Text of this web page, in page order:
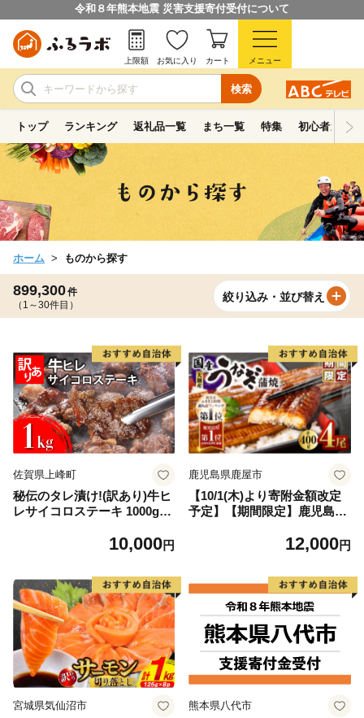
令和８年熊本地震 災害支援寄付受付について
検索
上限額 お気に入り カート メニュー
トップ ランキング 返礼品一覧 まち一覧 特集 初心者ガイド
ホーム ものから探す
899,300件
（1～30件目）
絞り込み・並び替え
佐賀県上峰町
秘伝のタレ漬け!(訳あり)牛ヒ
レサイコロステーキ 1000g
10,000円
鹿児島県鹿屋市
【10/1(木)より寄附金額改定
予定】【期間限定】鹿児島県
12,000円
宮城県気仙沼市 熊本県八代市